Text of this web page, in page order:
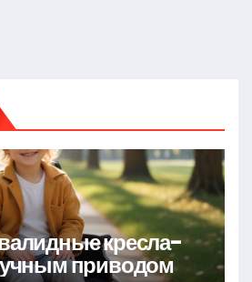
кресла-
приводом